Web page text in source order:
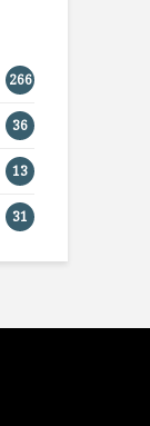
266
36
13
31